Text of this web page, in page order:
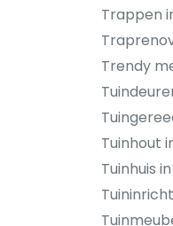
Trappen
Trendy
Tuinhout
Tuinhuis